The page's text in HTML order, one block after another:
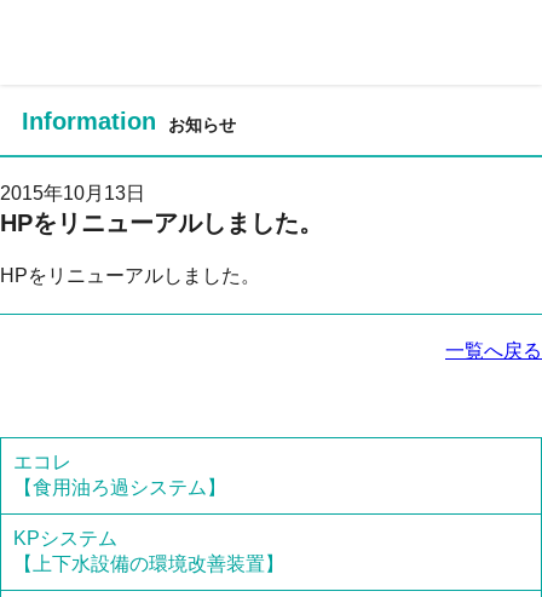
Information お知らせ
2015年10月13日
HPをリニューアルしました。
HPをリニューアルしました。
一覧へ戻る
エコレ
【食用油ろ過システム】
KPシステム
【上下水設備の環境改善装置】